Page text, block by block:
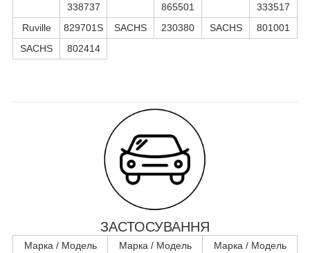
338737
865501
333517
Ruville
829701S SACHS 230380 SACHS
801001
SACHS
802414
ЗАСТОСУВАННЯ
Марка / Модель Марка / Модель
Марка / Модель